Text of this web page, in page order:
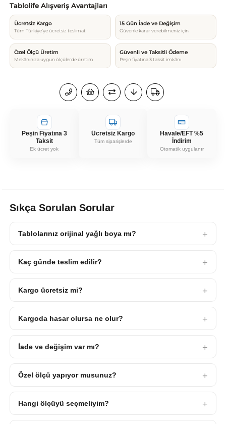
Tablolife Alışveriş Avantajları
Ücretsiz Kargo
Tüm Türkiye’ye ücretsiz teslimat
15 Gün İade ve Değişim
Güvenle karar verebilmeniz için
Özel Ölçü Üretim
Mekânınıza uygun ölçülerde üretim
Güvenli ve Taksitli Ödeme
Peşin fiyatına 3 taksit imkânı
Peşin Fiyatına 3
Taksit
Ek ücret yok
Ücretsiz Kargo
Tüm siparişlerde
Havale/EFT %5
İndirim
Otomatik uygulanır
Sıkça Sorulan Sorular
Tablolarınız orijinal yağlı boya mı?
Kaç günde teslim edilir?
Kargo ücretsiz mi?
Kargoda hasar olursa ne olur?
İade ve değişim var mı?
Özel ölçü yapıyor musunuz?
Hangi ölçüyü seçmeliyim?